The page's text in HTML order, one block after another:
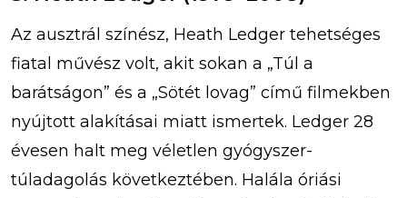
Az ausztrál színész, Heath Ledger tehetséges
fiatal művész volt, akit sokan a „Túl a
barátságon” és a „Sötét lovag” című filmekben
nyújtott alakításai miatt ismertek. Ledger 28
évesen halt meg véletlen gyógyszer-
túladagolás következtében. Halála óriási